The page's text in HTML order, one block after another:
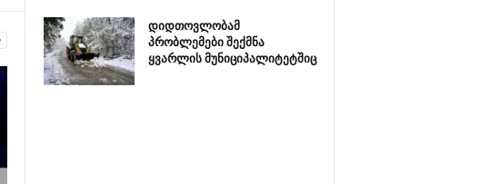
დიდთოვლობამ
პრობლემები შექმნა
ყვარლის მუნიციპალიტეტშიც